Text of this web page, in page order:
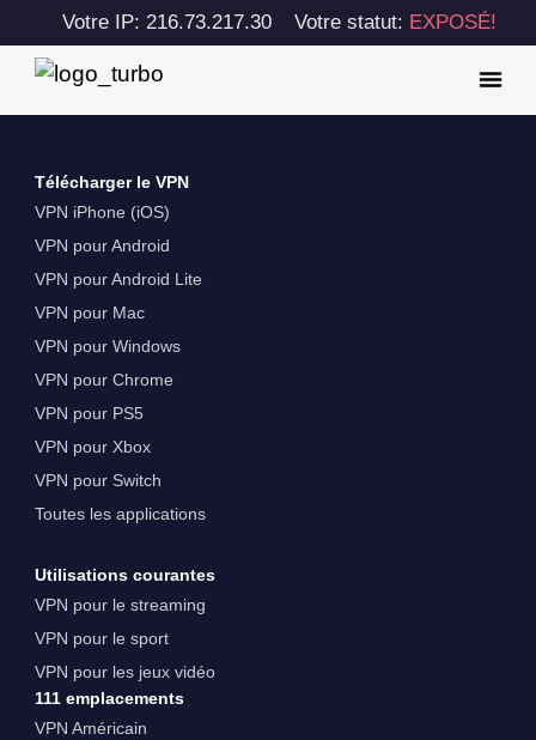
Votre IP: 216.73.217.30 Votre statut: EXPOSÉ!
Télécharger le VPN
VPN iPhone (iOS)
VPN pour Android
VPN pour Android Lite
VPN pour Mac
VPN pour Windows
VPN pour Chrome
VPN pour PS5
VPN pour Xbox
VPN pour Switch
Toutes les applications
Utilisations courantes
VPN pour le streaming
VPN pour le sport
VPN pour les jeux vidéo
111 emplacements
VPN Américain